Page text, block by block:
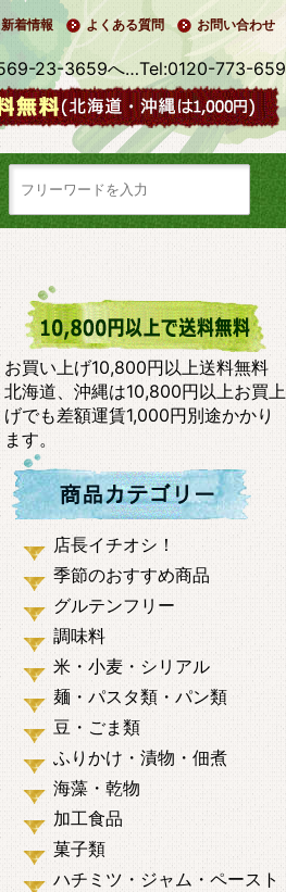
新着情報 よくある質問 お問い合わせ
23-3659へ…Tel:0120-773-659
お買い上げ10,800円以上送料無料
北海道、沖縄は10,800円以上お買上
げでも差額運賃1,000円別途かかり
ます。
店長イチオシ！
季節のおすすめ商品
グルテンフリー
調味料
米・小麦・シリアル
麺・パスタ類・パン類
豆・ごま類
ふりかけ・漬物・佃煮
海藻・乾物
加工食品
菓子類
ハチミツ・ジャム・ペースト